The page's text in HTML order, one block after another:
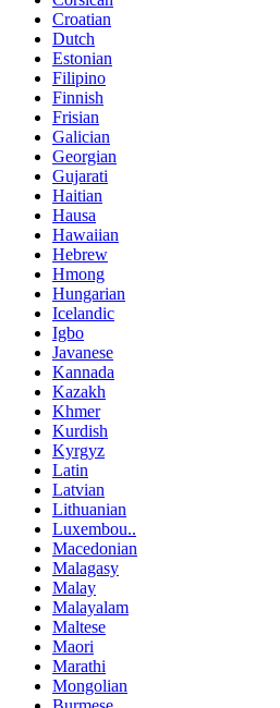
Croatian
Dutch
Estonian
Filipino
Finnish
Frisian
Galician
Georgian
Gujarati
Haitian
Hausa
Hawaiian
Hebrew
Hmong
Hungarian
Icelandic
Igbo
Javanese
Kannada
Kazakh
Khmer
Kurdish
Kyrgyz
Latin
Latvian
Lithuanian
Luxembou..
Macedonian
Malagasy
Malay
Malayalam
Maltese
Maori
Marathi
Mongolian